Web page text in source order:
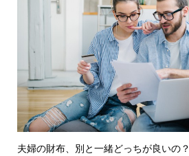
夫婦の財布、別と一緒どっちが良いの？